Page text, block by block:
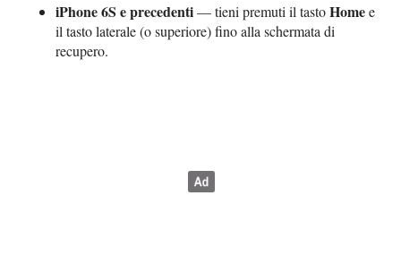
iPhone 6S e precedenti— tieni premuti il tastoHomee
il tasto laterale (o superiore) fino alla schermata di
recupero.